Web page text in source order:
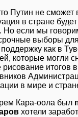
Путин не
в стране
Но если мы
выборы
как в
которые могли
итогов
в мире и
Кара-оола был
хотели